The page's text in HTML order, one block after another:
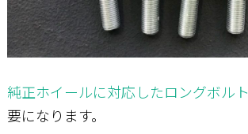
純正ホイールに対応したロングボルト
要になります。